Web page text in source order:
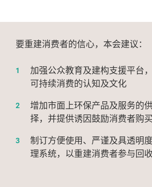
要重建消费者的信心，本会建议：
加强公众教育及建构支援平台
可持续消费的认知及文化
增加市面上环保产品及服务的
择，并提供诱因鼓励消费者购买
制订方便使用、严谨及具透明
理系统，以重建消费者参与回